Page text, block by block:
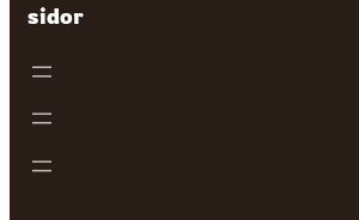
sidor